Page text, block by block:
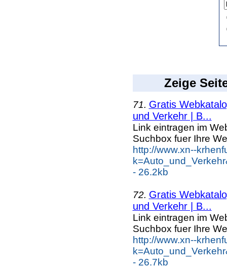
Zeige
71. Gratis
und Verkehr | B...
Link eintragen im
Suchbox fuer Ihre
http://www.xn--
- 26.2kb
72. Gratis
und Verkehr | B...
Link eintragen im
Suchbox fuer Ihre
http://www.xn--
- 26.7kb